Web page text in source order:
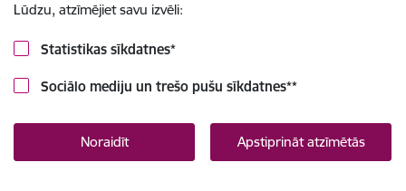
Lūdzu, atzīmējiet savu izvēli:
Statistikas sīkdatnes*
Sociālo mediju un trešo pušu sīkdatnes**
Noraidīt Apstiprināt atzīmētās